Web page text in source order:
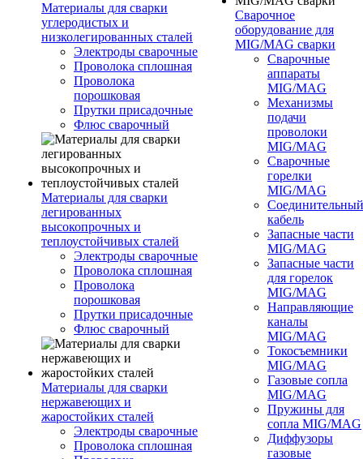
Материалы для сварки
углеродистых и
низколегированных сталей
Электроды сварочные
Проволока сплошная
Проволока
порошковая
Прутки присадочные
Флюс сварочный
Материалы для сварки
легированных
высокопрочных и
теплоустойчивых сталей
Электроды сварочные
Проволока сплошная
Проволока
порошковая
Прутки присадочные
Флюс сварочный
Материалы для сварки
нержавеющих и
жаростойких сталей
Электроды сварочные
Проволока сплошная
Сварочное
оборудование для
MIG/MAG сварки
Сварочные
аппараты
MIG/MAG
Механизмы
подачи
проволоки
MIG/MAG
Сварочные
горелки
MIG/MAG
Соединительный
кабель
Запасные части
MIG/MAG
Запасные части
для горелок
MIG/MAG
Направляющие
каналы
MIG/MAG
Токосъемники
MIG/MAG
Газовые сопла
MIG/MAG
Пружины для
сопла MIG/MAG
Диффузоры
газовые